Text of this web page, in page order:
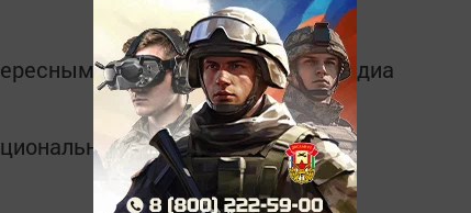
вTelegram-каналеТатмедиа
мессенджере MАХ: